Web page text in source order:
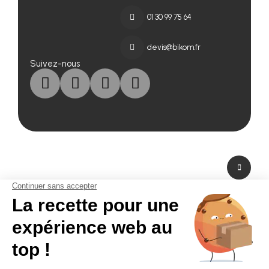
01 30 99 75 64
devis@bikom.fr
Suivez-nous
A propos de nous
Fabricant de PLV en carton et fabricant de stand modulaire, Bikom est situé
dans les Yvelines en Ile-de-France. A peine à 20 mn de Paris La Défense,
Bikom peut fabriquer et livrer dans l'urgence. Proposant une large gamme
de produits et services, de la création graphique à la fabrication en passant